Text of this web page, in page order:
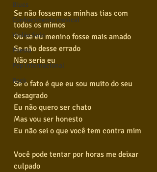
Blues
Conhecimento musical
Violão Solo
Poesia
Pop Internacional
Rock
Se não fossem as minhas tias com
todos os mimos
Ou se eu menino fosse mais amado
Se não desse errado
Não seria eu
Se o fato é que eu sou muito do seu
desagrado
Eu não quero ser chato
Mas vou ser honesto
Eu não sei o que você tem contra mim
Você pode tentar por horas me deixar
culpado